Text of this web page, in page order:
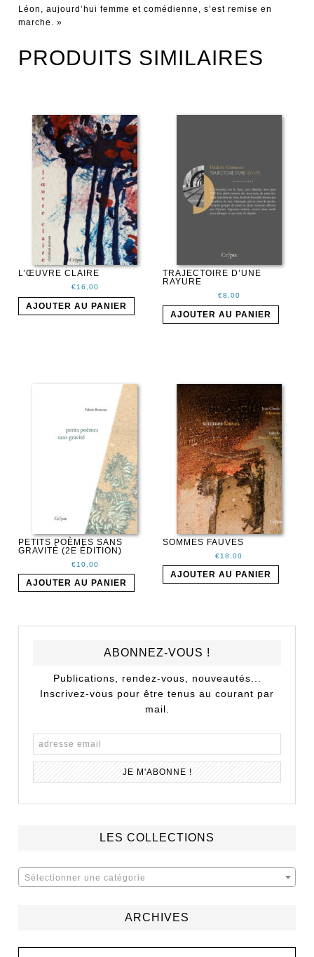
Léon, aujourd’hui femme et comédienne, s’est remise en
marche. »
PRODUITS SIMILAIRES
L’ŒUVRE CLAIRE
€16,00
AJOUTER AU PANIER
TRAJECTOIRE D’UNE
RAYURE
€8,00
AJOUTER AU PANIER
PETITS POÈMES SANS
GRAVITÉ (2E ÉDITION)
€10,00
AJOUTER AU PANIER
SOMMES FAUVES
€18,00
AJOUTER AU PANIER
ABONNEZ-VOUS !
Publications, rendez-vous, nouveautés...
Inscrivez-vous pour être tenus au courant par
mail.
LES COLLECTIONS
Sélectionner une catégorie
ARCHIVES